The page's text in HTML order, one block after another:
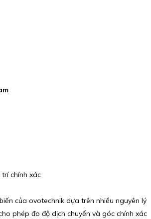
trí chính xác
của ovotechnik dựa trên nhiều nguyên lý
phép đo độ dịch chuyển và góc chính xác